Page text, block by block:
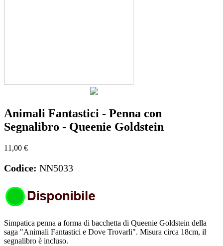
Animali Fantastici - Penna con
Segnalibro - Queenie Goldstein
11,00 €
Codice: NN5033
Simpatica penna a forma di bacchetta di Queenie Goldstein della
saga "Animali Fantastici e Dove Trovarli". Misura circa 18cm, il
segnalibro è incluso.